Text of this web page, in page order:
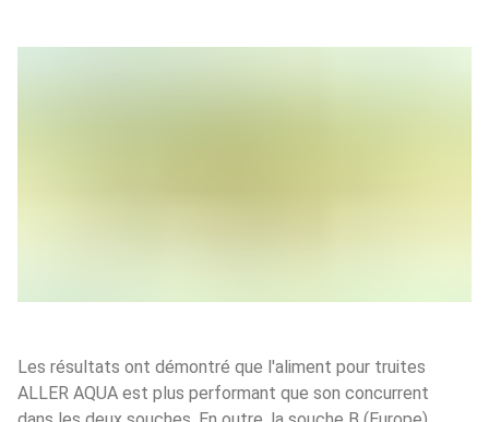
Les résultats ont démontré que l'aliment pour truites
ALLER AQUA est plus performant que son concurrent